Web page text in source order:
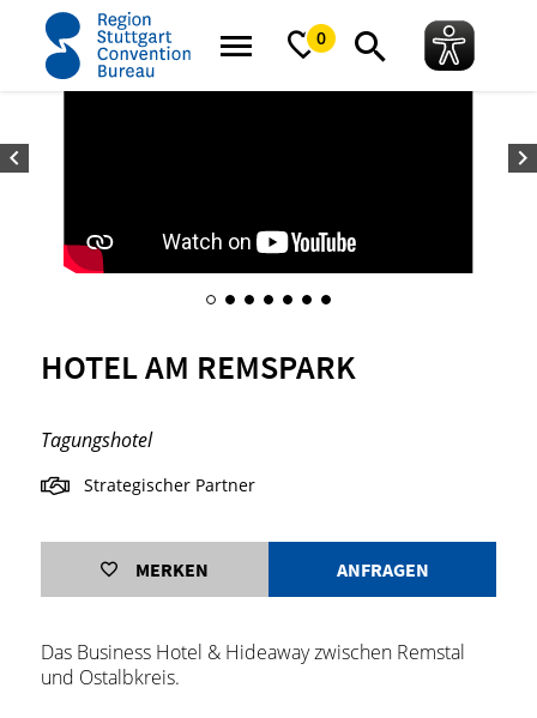
0
Startseite Hotel am Remspark
HOTEL AM REMSPARK
Tagungshotel
Strategischer Partner
MERKEN ANFRAGEN
Das Business Hotel & Hideaway zwischen Remstal
und Ostalbkreis.